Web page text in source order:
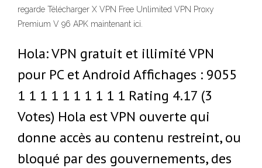
regarde Télécharger X VPN Free Unlimited VPN Proxy
Premium V 96 APK maintenant ici.
Hola: VPN gratuit et illimité VPN
pour PC et Android Affichages : 9055
1 1 1 1 1 1 1 1 1 1 Rating 4.17 (3
Votes) Hola est VPN ouverte qui
donne accès au contenu restreint, ou
bloqué par des gouvernements, des